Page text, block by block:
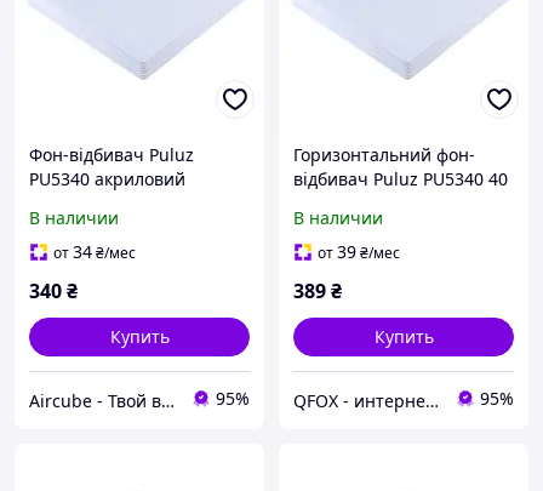
Фон-відбивач Puluz
PU5340 акриловий
чорний білий для
фотостудії
В наличии
от34₴/мес
340₴
Купить
Aircube - Твой выбор! 95%
Горизонтальний фон-
відбивач Puluz PU5340 40
для фотозйомки
В наличии
от39₴/мес
389₴
Купить
QFOX - интернет магазин 95%